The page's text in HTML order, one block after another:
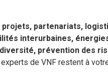
partenariats,
interurbaines,
prévention des
experts de VNF restent à